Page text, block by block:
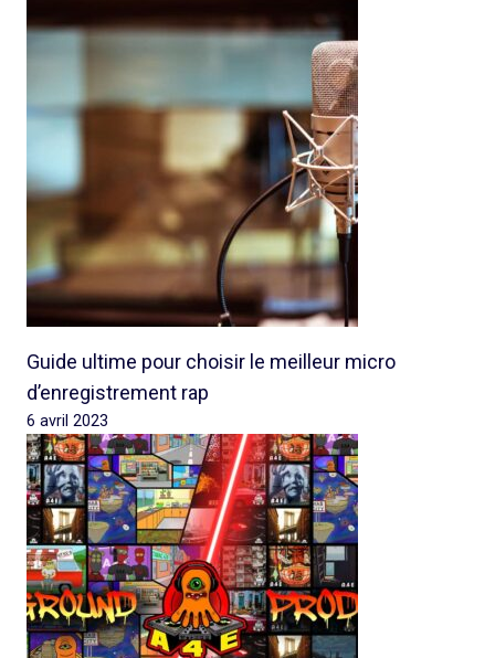
Guide ultime pour choisir le meilleur micro
d’enregistrement rap
6 avril 2023